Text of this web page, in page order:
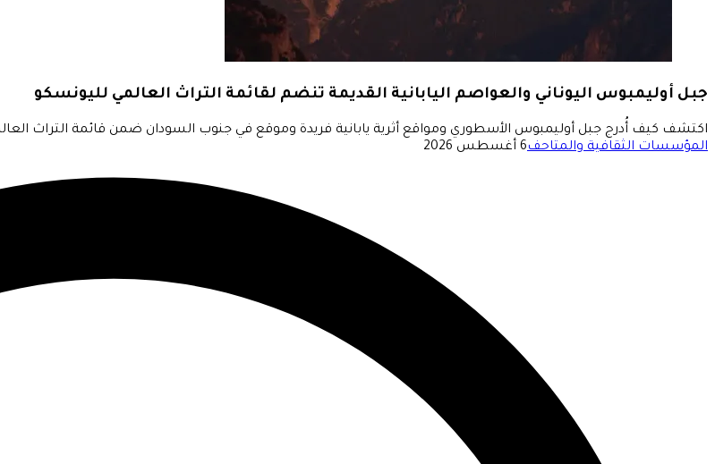
جبل أوليمبوس اليوناني والعواصم اليابانية القديمة تنضم لقائمة التراث العالمي لليونسكو
اكتشف كيف أُدرج جبل أوليمبوس الأسطوري ومواقع أثرية يابانية فريدة وموقع في جنوب السودان ضمن قائمة التراث
المؤسسات الثقافية والمتاحف6 أغسطس 2026